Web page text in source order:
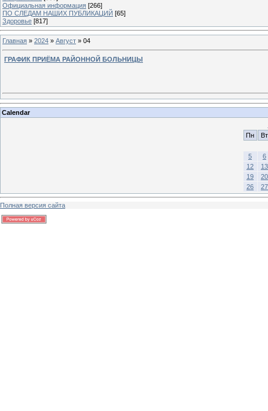
Официальная информация [266]
ПО СЛЕДАМ НАШИХ ПУБЛИКАЦИЙ [65]
Здоровье [817]
Главная » 2024 » Август » 04
ГРАФИК ПРИЁМА РАЙОННОЙ БОЛЬНИЦЫ
Calendar
Пн
Вт
5
6
12
13
19
20
26
27
Полная версия сайта